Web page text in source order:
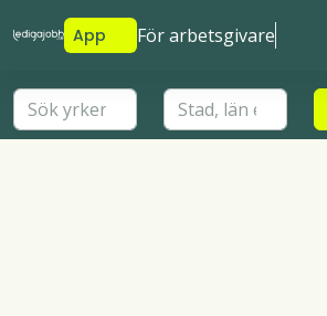
App För arbetsgivare